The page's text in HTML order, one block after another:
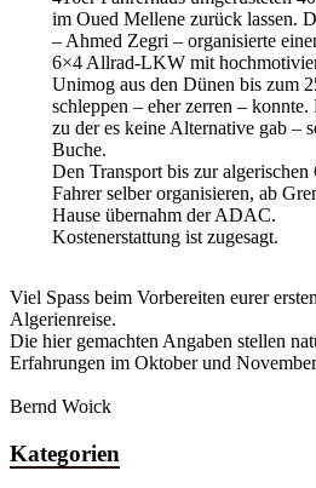
im Oued Mellene zurück lassen.
– Ahmed Zegri – organisierte
6×4 Allrad-LKW mit
Unimog aus den Dünen bis zum
schleppen – eher zerren –
zu der es keine Alternative gab –
Buche.
Den Transport bis zur algerischen
Fahrer selber organisieren, ab
Hause übernahm der ADAC.
Kostenerstattung ist zugesagt.
Viel Spass beim Vorbereiten eurer
Algerienreise.
Die hier gemachten Angaben stellen
Erfahrungen im Oktober und
Bernd Woick
Kategorien